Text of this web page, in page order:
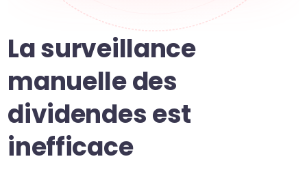
La surveillance
manuelle des
dividendes est
inefficace